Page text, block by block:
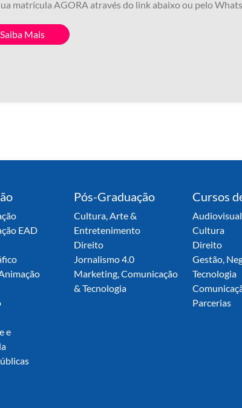
matrícula AGORA através do link abaixo ou pelo
Saiba Mais
EAD
e
Pós-Graduação
Cultura, Arte &
Entretenimento
Direito
Jornalismo 4.0
Marketing, Comunicação
& Tecnologia
Cursos
Cultura
Direito
Gestão,
Tecnologia
Parcerias